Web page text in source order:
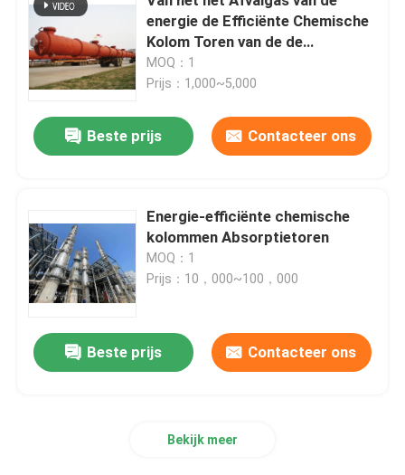
Producten
Video's
Over ons
Kwaliteitscontrole
Neem contact met ons op
Nieuws
energie de Efficiënte Chemische
Kolom Toren van de de
Reinigingsabsorptie
MOQ：1
Prijs：1,000~5,000
Beste prijs Contacteer ons
Energie-efficiënte chemische
kolommen Absorptietoren
MOQ：1
Prijs：10，000~100，000
Beste prijs Contacteer ons
Bekijk meer